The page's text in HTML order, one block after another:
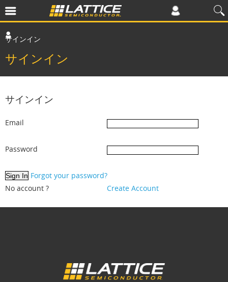
サインイン
サインイン
サインイン
Email
Password
Forgot your password?
No account ?
Create Account